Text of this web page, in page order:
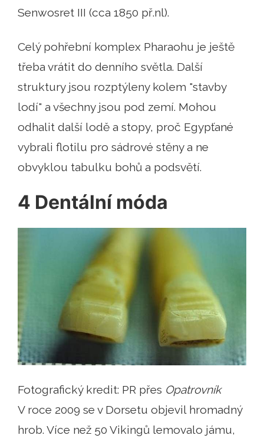
Senwosret III (cca 1850 př.nl).
Celý pohřební komplex Pharaohu je ještě
třeba vrátit do denního světla. Další
struktury jsou rozptýleny kolem "stavby
lodí" a všechny jsou pod zemí. Mohou
odhalit další lodě a stopy, proč Egypťané
vybrali flotilu pro sádrové stěny a ne
obvyklou tabulku bohů a podsvětí.
4 Dentální móda
Fotografický kredit: PR přes Opatrovník
V roce 2009 se v Dorsetu objevil hromadný
hrob. Více než 50 Vikingů lemovalo jámu,